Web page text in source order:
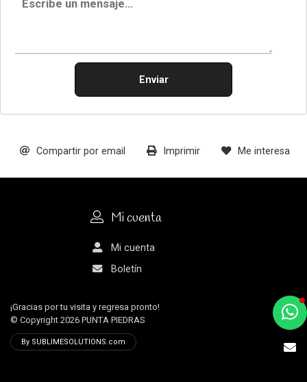
Enviar
Compartir por email Imprimir Me interesa
Mi cuenta
Mi cuenta
Boletín
¡Gracias por tu visita y regresa pronto!
© Copyright 2026 PUNTA PIEDRAS
By SUBLIMESOLUTIONS.com